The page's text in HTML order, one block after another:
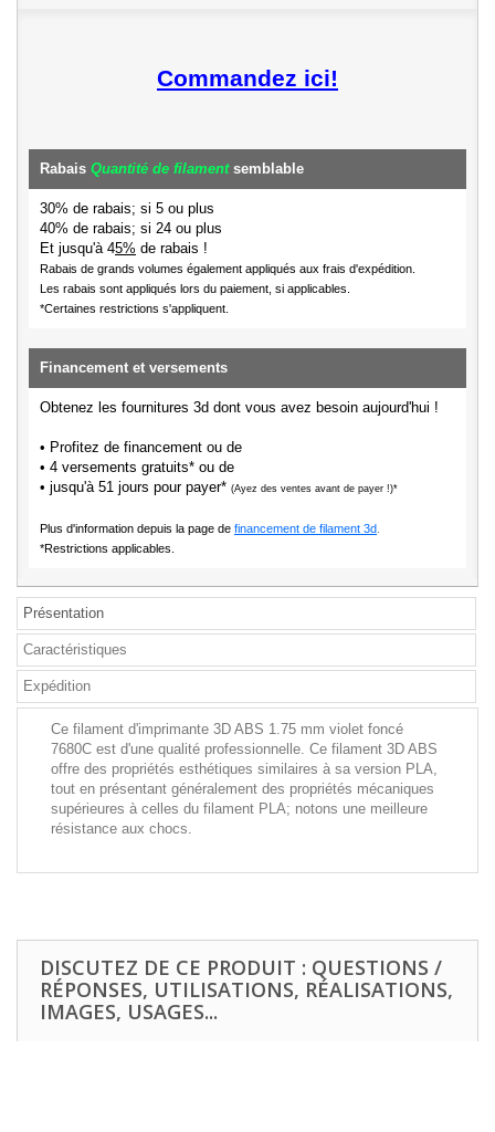
Commandez ici!
Rabais Quantité de filamentsemblable
30% de rabais; si 5 ou plus
40% de rabais; si 24 ou plus
Et jusqu'à 45% de rabais !
Rabais de grands volumes également appliqués aux frais d'expédition.
Les rabais sont appliqués lors du paiement, si applicables.
*Certaines restrictions s'appliquent.
Financement et versements
Obtenez les fournitures 3d dont vous avez besoin aujourd'hui !
• Profitez de financement ou de
• 4 versements gratuits* ou de
• jusqu'à 51 jours pour payer* (Ayez des ventes avant de payer !)*
Plus d'information depuis la page de financement de filament 3d
*Restrictions applicables.
Présentation
Caractéristiques
Expédition
Ce filament d'imprimante 3D ABS 1.75 mm violet foncé
7680C est d'une qualité professionnelle. Ce filament 3D ABS
offre des propriétés esthétiques similaires à sa version PLA,
tout en présentant généralement des propriétés mécaniques
supérieures à celles du filament PLA; notons une meilleure
résistance aux chocs.
DISCUTEZ DE CE PRODUIT : QUESTIONS /
RÉPONSES, UTILISATIONS, RÉALISATIONS,
IMAGES, USAGES...